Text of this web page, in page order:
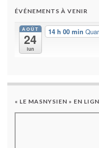
ÉVÉNEMENTS À VENIR
AOÛT
24
lun
14 h 00 min
« LE MASNYSIEN » EN